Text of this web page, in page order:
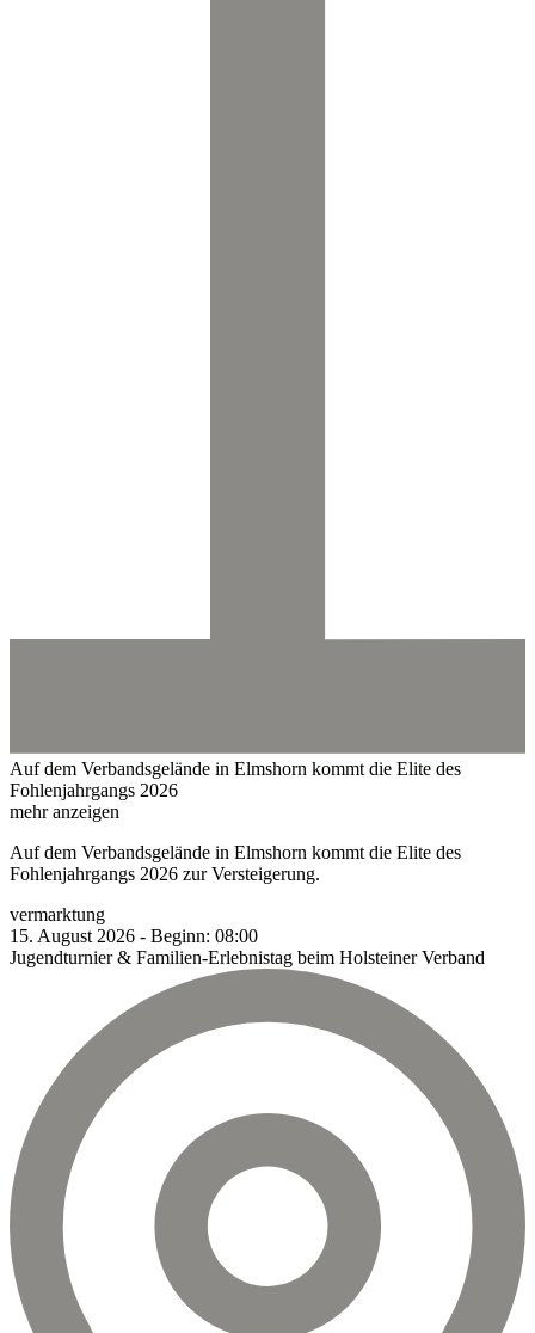
Auf dem Verbandsgelände in Elmshorn kommt die Elite des
Fohlenjahrgangs 2026
mehr anzeigen
Auf dem Verbandsgelände in Elmshorn kommt die Elite des
Fohlenjahrgangs 2026 zur Versteigerung.
vermarktung
15. August 2026 - Beginn: 08:00
Jugendturnier & Familien-Erlebnistag beim Holsteiner Verband